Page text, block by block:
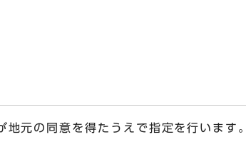
元の同意を得たうえで指定を行います。